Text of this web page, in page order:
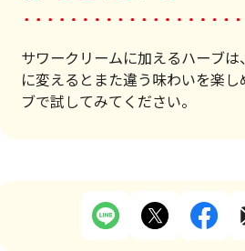
サワークリームに加えるハーブ
に変えるとまた違う味わいを楽
ブで試してみてください。